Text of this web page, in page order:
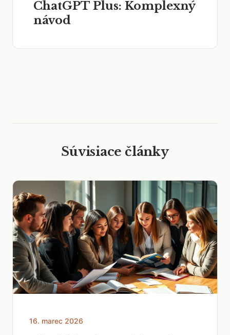
ChatGPT Plus: Komplexný
návod
Súvisiace články
16. marec 2026